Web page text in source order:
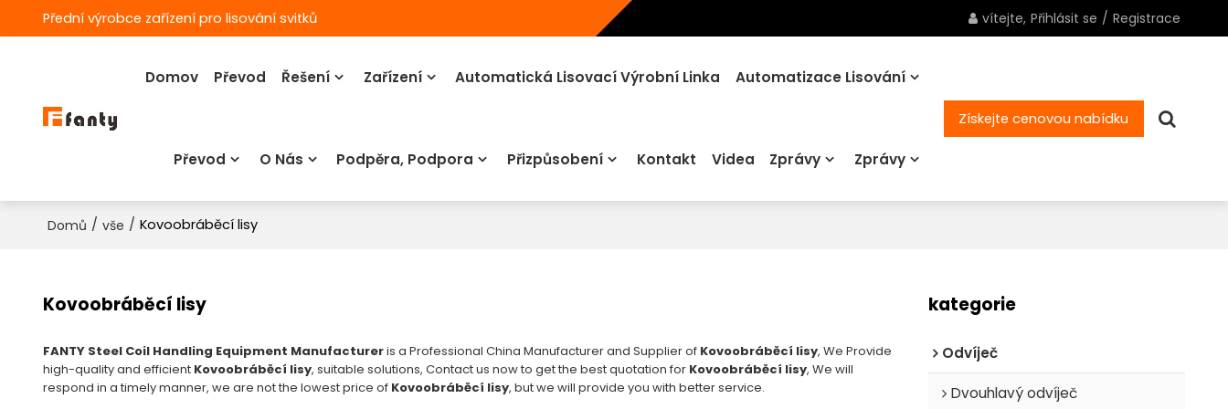
Přední výrobce zařízení pro lisování svitků vítejte, Přihlásit se / Registrace
Domov Převod Řešení Zařízení Automatická Lisovací Výrobní Linka Automatizace Lisování
Převod O Nás Podpěra, Podpora Přizpůsobení Kontakt Videa Zprávy Zprávy
Získejte cenovou nabídku
Domů / vše / Kovoobráběcí lisy
Kovoobráběcí lisy
FANTY Steel Coil Handling Equipment Manufactureris a Professional China Manufacturer and Supplier of Kovoobráběcí lisy, We Provide
high-quality and efficient Kovoobráběcí lisy, suitable solutions, Contact us now to get the best quotation for Kovoobráběcí lisy, We will
respond in a timely manner, we are not the lowest price of Kovoobráběcí lisy, but we will provide you with better service.
kategorie
Odvíječ
Dvouhlavý odvíječ